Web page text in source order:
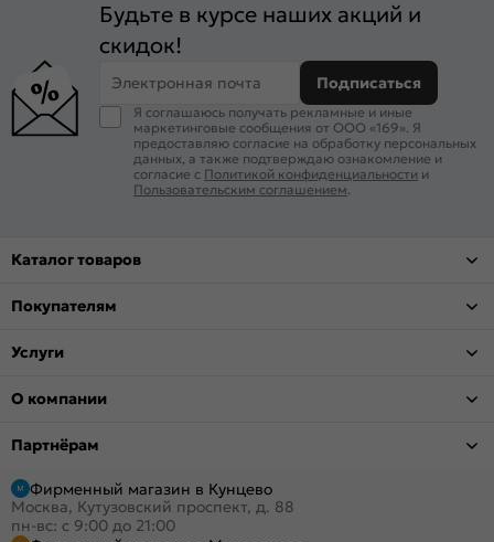
Будьте в курсе наших акций и
скидок!
Электронная почта Подписаться
Я соглашаюсь получать рекламные и иные
маркетинговые сообщения от ООО «169». Я
предоставляю согласие на обработку персональных
данных, а также подтверждаю ознакомление и
согласие с Политикой конфиденциальности и
Пользовательским соглашением.
Каталог товаров
Покупателям
Услуги
О компании
Партнёрам
Фирменный магазин в Кунцево
Москва, Кутузовский проспект, д. 88
пн-вс: с 9:00 до 21:00